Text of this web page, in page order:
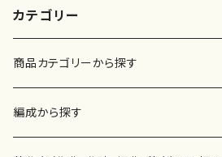
カテゴリー
商品カテゴリーから探す
楽譜
編成から探す